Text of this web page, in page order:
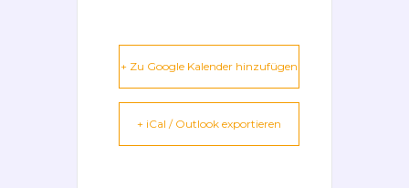
+ Zu Google Kalender hinzufügen
+ iCal / Outlook exportieren